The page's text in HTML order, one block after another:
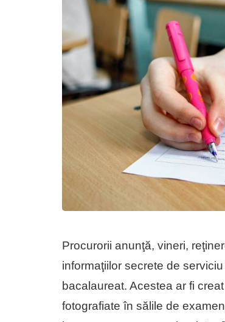
Procurorii anunţă, vineri,
informaţiilor secrete de
bacalaureat. Acestea ar fi
fotografiate în sălile de